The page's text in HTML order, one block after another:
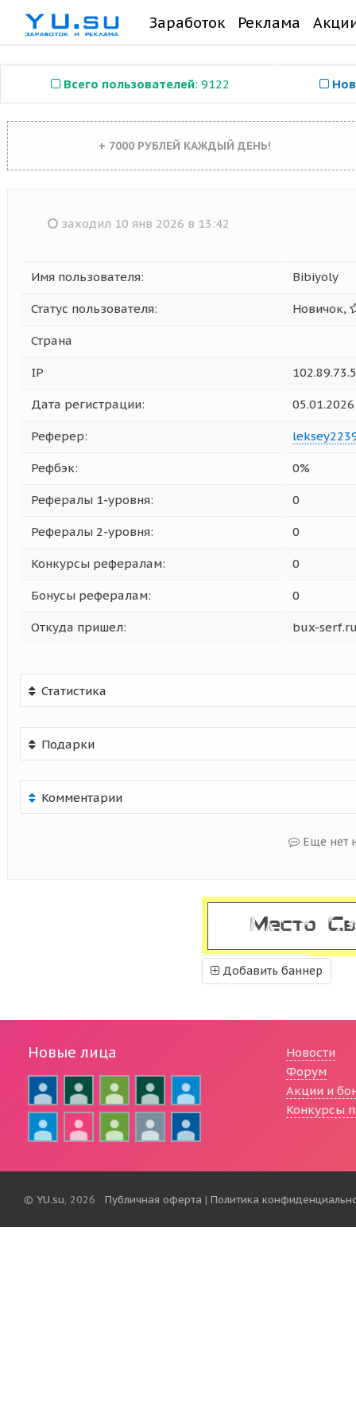
Заработок Реклама
Всего пользователей: 9122
+ 7000 РУБЛЕЙ КАЖДЫЙ ДЕНЬ!
заходил 10 янв 2026 в 13:42
Имя пользователя: Bibiyoly
Статус пользователя: Новичок,
Страна
IP
Дата регистрации: 05.01.2026
Реферер:
Рефбэк: 0%
Рефералы 1-уровня: 0
Рефералы 2-уровня: 0
Конкурсы рефералам: 0
Бонусы рефералам: 0
Откуда пришел: bux-
Статистика
Подарки
Комментарии
Еще нет
Добавить баннер
Новые лица
Новости
Форум
Акции и
Конкурсы
© YU.su, 2026 Публичная оферта | Политика